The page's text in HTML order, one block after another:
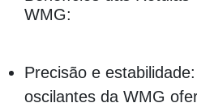
WMG:
Precisão e
oscilantes da WMG